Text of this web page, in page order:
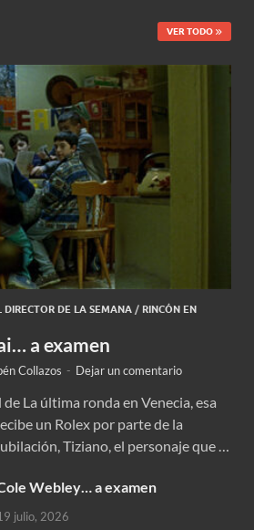
VER TODO
DIRECTOR DE LA SEMANA / RINCÓN EN
a examen
Collazos - Dejar un comentario
La última ronda en Venecia, esa
un Rolex por parte de la
Tiziano, el personaje que …
Webley… a examen
julio, 2026